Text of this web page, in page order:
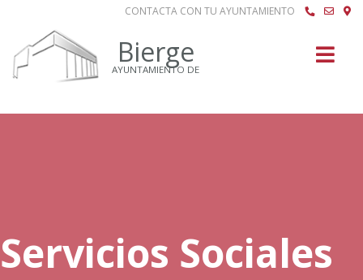
CONTACTA CON TU AYUNTAMIENTO
Bierge
AYUNTAMIENTO DE
Servicios Sociales